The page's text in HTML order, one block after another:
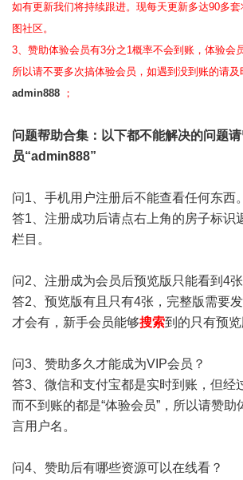
如有更新我们将持续跟进。现每天更新多达90多
图社区。
3、赞助体验会员有3分之1概率不会到账，体验会
所以请不要多次搞体验会员，如遇到没到账的请及
admin888 ；
问题帮助合集 ：以下都不能解决的问题
员“admin888”
问1、手机用户注册后不能查看任何东西。
答1、注册成功后请点右上角的房子标识
栏目。
问2、注册成为会员后预览版只能看到4张
答2、预览版有且只有4张，完整版需要
才会有，新手会员能够搜索到的只有预览
问3、赞助多久才能成为VIP会员？
答3、微信和支付宝都是实时到账，但经
而不到账的都是“体验会员”，所以请赞助
言用户名。
问4、赞助后有哪些资源可以在线看？